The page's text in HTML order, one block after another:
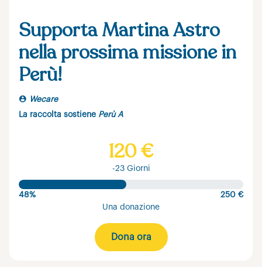
Supporta Martina Astro
nella prossima missione in
Perù!
Wecare
La raccolta sostiene Perù A
120 €
-23 Giorni
48%
250 €
Una donazione
Dona ora